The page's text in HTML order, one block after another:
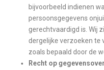
bijvoorbeeld indienen
persoonsgegevens
gerechtvaardigd is. Wij
dergelijke verzoeken te
zoals bepaald door de
Recht op